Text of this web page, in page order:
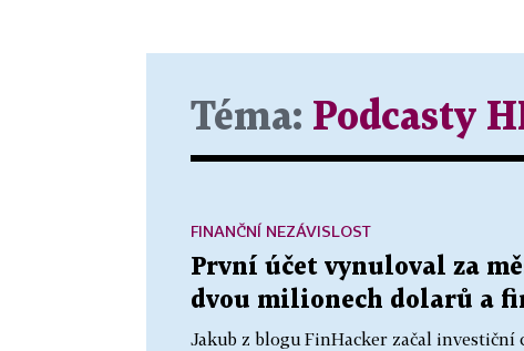
Téma: Podcasty
První účet vynuloval za
dvou milionech dolarů a
Jakub z blogu FinHacker začal investiční
FINANČNÍ NEZÁVISLOST